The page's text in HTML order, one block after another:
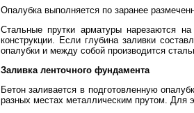
Опалубка выполняется по заранее
Стальные прутки арматуры нарезаются
конструкции. Если глубина заливки
опалубки и между собой производится
Заливка ленточного фундамента
Бетон заливается в подготовленную
разных местах металлическим прутом. Для